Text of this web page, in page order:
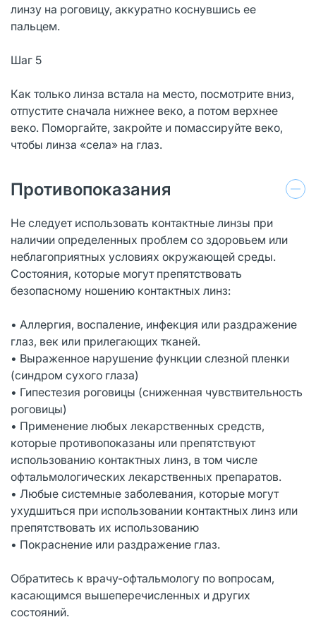
линзу на роговицу, аккуратно коснувшись ее
пальцем.
Шаг 5
Как только линза встала на место, посмотрите вниз,
отпустите сначала нижнее веко, а потом верхнее
веко. Поморгайте, закройте и помассируйте веко,
чтобы линза «села» на глаз.
Противопоказания
Не следует использовать контактные линзы при
наличии определенных проблем со здоровьем или
неблагоприятных условиях окружающей среды.
Состояния, которые могут препятствовать
безопасному ношению контактных линз:
• Аллергия, воспаление, инфекция или раздражение
глаз, век или прилегающих тканей.
• Выраженное нарушение функции слезной пленки
(синдром сухого глаза)
• Гипестезия роговицы (сниженная чувствительность
роговицы)
• Применение любых лекарственных средств,
которые противопоказаны или препятствуют
использованию контактных линз, в том числе
офтальмологических лекарственных препаратов.
• Любые системные заболевания, которые могут
ухудшиться при использовании контактных линз или
препятствовать их использованию
• Покраснение или раздражение глаз.
Обратитесь к врачу-офтальмологу по вопросам,
касающимся вышеперечисленных и других
состояний.